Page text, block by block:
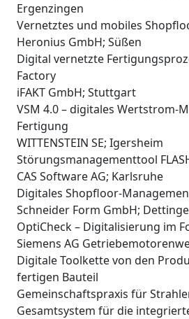
Ergenzingen
Vernetztes und mobiles
Heronius GmbH; Süßen
Digital vernetzte
Factory
iFAKT GmbH; Stuttgart
VSM 4.0 – digitales Wertstrom-
Fertigung
WITTENSTEIN SE; Igersheim
Störungsmanagementtool
CAS Software AG; Karlsruhe
Digitales Shopfloor-
Schneider Form GmbH;
OptiCheck – Digitalisierung im
Siemens AG
Digitale Toolkette von den
fertigen Bauteil
Gemeinschaftspraxis für
Gesamtsystem für die